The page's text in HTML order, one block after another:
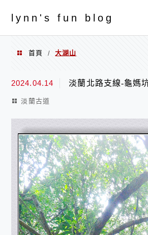
ly nn's fun blog
首頁 / 大湖山
大湖山
2024.04.14 淡蘭北路支線-龜媽
淡蘭古道